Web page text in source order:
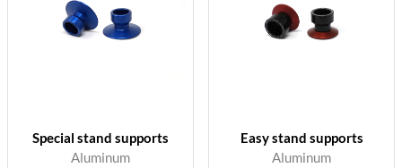
Special stand supports
Aluminum
Easy stand supports
Aluminum